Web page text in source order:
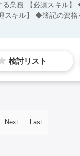
シア語力
スキル】 ◆簿記の資
検討リスト
Next Last